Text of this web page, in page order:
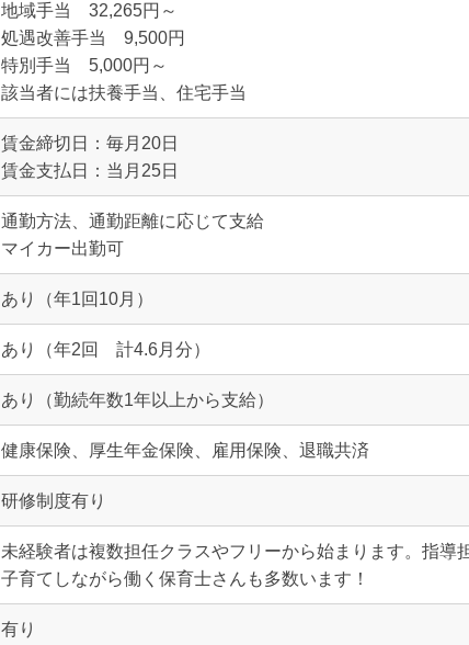
地域手当 32,265円～
処遇改善手当 9,500円
特別手当 5,000円～
該当者には扶養手当、住宅手当
賃金締切日：毎月20日
賃金支払日：当月25日
通勤方法、通勤距離に応じて支給
マイカー出勤可
あり（年1回10月）
あり（年2回 計4.6月分）
あり（勤続年数1年以上から支給）
健康保険、厚生年金保険、雇用保険、退職共済
研修制度有り
未経験者は複数担任クラスやフリーから始まります。指導
子育てしながら働く保育士さんも多数います！
有り